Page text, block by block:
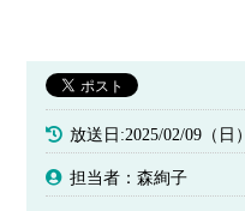
放送日:2025/02/09（日）
担当者：森絢子